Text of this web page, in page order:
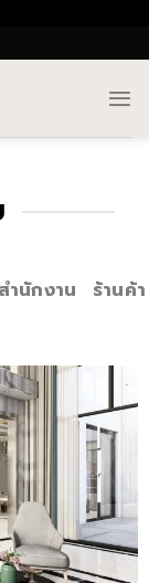
นักงาน ร้านค้า